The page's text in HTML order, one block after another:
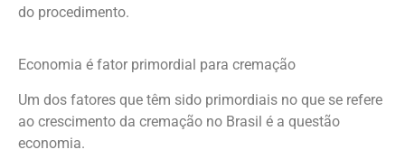
do procedimento.
Economia é fator primordial para cremação
Um dos fatores que têm sido primordiais no que se refere
ao crescimento da cremação no Brasil é a questão
economia.